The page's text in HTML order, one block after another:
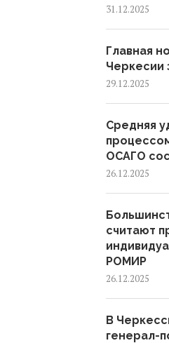
31.12.2025
Главная
Черкесии
29.12.2025
Средняя
ОСАГО
26.12.2025
считают
РОМИР
26.12.2025
В
генерал-